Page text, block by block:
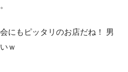
にもピッタリのお店だね！ 男
ｗ